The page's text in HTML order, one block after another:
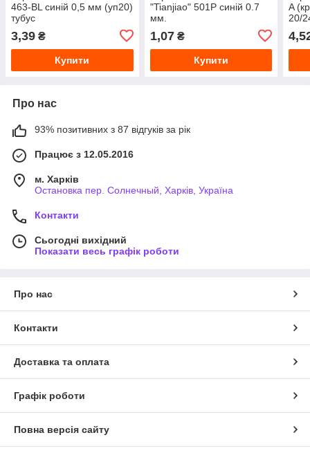
463-BL синій 0,5 мм (уп20)
тубус
3,39 ₴
Купити
"Tianjiao" 501P синій 0.7
мм.
1,07₴
Купити
A
20/
Про нас
93% позитивних з 87 відгуків за рік
Працює з 12.05.2016
м. Харків
Остановка пер. Солнечный, Харків, Україна
Контакти
Сьогодні вихідний
Показати весь графік роботи
Про нас
Контакти
Доставка та оплата
Графік роботи
Повна версія сайту